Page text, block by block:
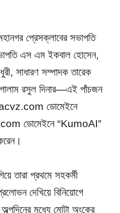
প্রেসক্লাবের সভাপতি
এস এম ইকবাল হোসেন,
সাধারণ সম্পাদক তারেক
রসুল দিনার—এই পাঁচজন
ডোমেইনে
ডোমেইনে “KumoAI”
তারা প্রথমে সহকর্মী
দেখিয়ে বিনিয়োগে
মধ্যে মোটা অংকের